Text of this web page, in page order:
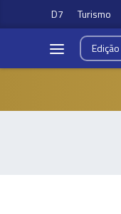
D7 Turismo
Edição